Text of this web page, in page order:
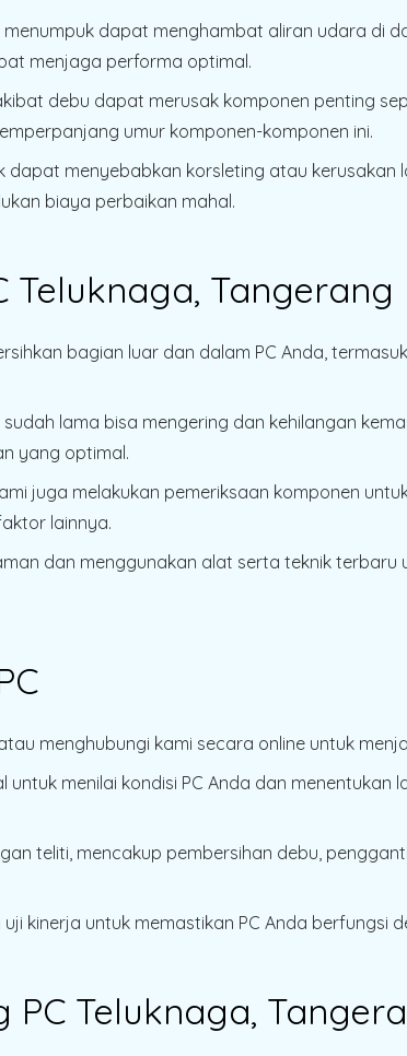
dapat menghambat aliran udara di
menjaga performa optimal.
debu dapat merusak komponen penting
umur komponen-komponen ini.
dapat menyebabkan korsleting atau kerusakan
biaya perbaikan mahal.
Teluknaga, Tangerang
bagian luar dan dalam PC Anda,
lama bisa mengering dan kehilangan
yang optimal.
juga melakukan pemeriksaan komponen
lainnya.
dan menggunakan alat serta teknik terbaru
menghubungi kami secara online untuk
untuk menilai kondisi PC Anda dan
teliti, mencakup pembersihan debu,
kinerja untuk memastikan PC Anda berfungsi
Teluknaga,